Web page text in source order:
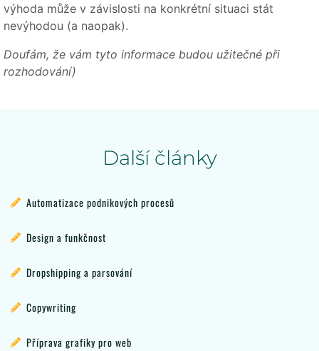
výhoda může v závislosti na konkrétní situaci stát
nevýhodou (a naopak).
Doufám, že vám tyto informace budou užitečné při
rozhodování)
Další články
Automatizace podnikových procesů
Design a funkčnost
Dropshipping a parsování
Copywriting
Příprava grafiky pro web